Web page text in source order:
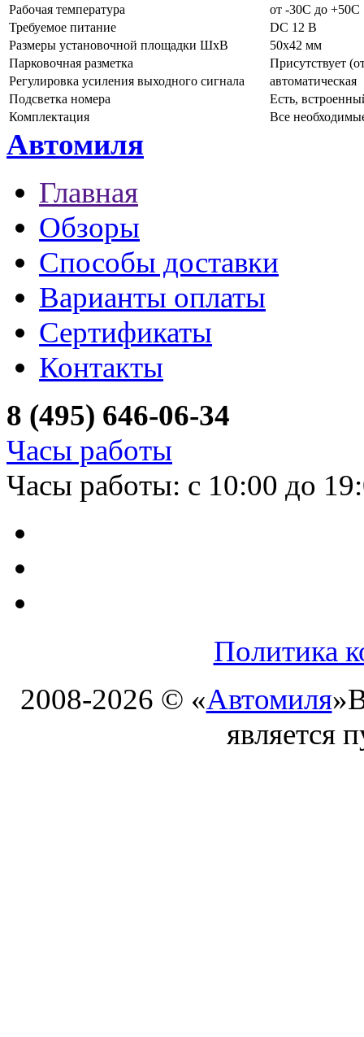
Рабочая температура
от -30C до +50C
Требуемое питание
DC 12 В
Размеры установочной площадки ШхВ
50x42 мм
Парковочная разметка
Присутствует
Регулировка усиления выходного сигнала
автоматическая
Подсветка номера
Есть,
Комплектация
Все
Автомиля
Главная
Обзоры
Способы доставки
Варианты оплаты
Сертификаты
Контакты
8 (495) 646-06-34
Часы работы
Часы работы: с 10:00 до
Политика
2008-2026 © «Автомиля»
является